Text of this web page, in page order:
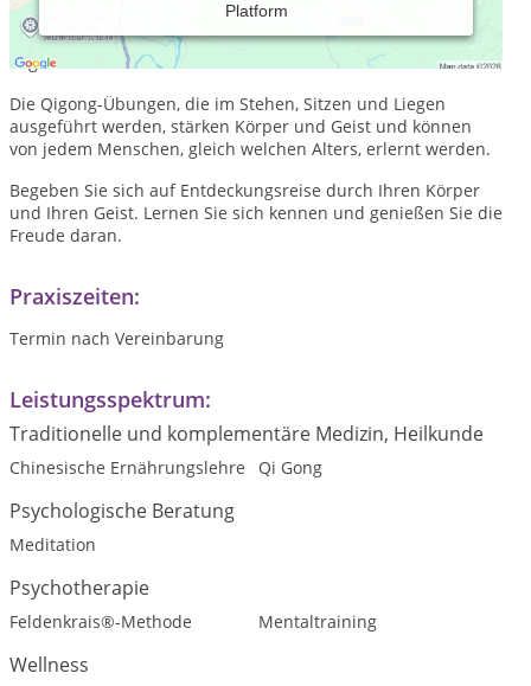
Platform
Das Shaolin Qigong ist eine alte Methode zur Selbstheilung,
deren Wurzeln in der Traditionellen Chinesischen Medizin
liegen.
Die Qigong-Übungen, die im Stehen, Sitzen und Liegen
ausgeführt werden, stärken Körper und Geist und können
von jedem Menschen, gleich welchen Alters, erlernt werden.
Begeben Sie sich auf Entdeckungsreise durch Ihren Körper
und Ihren Geist. Lernen Sie sich kennen und genießen Sie die
Freude daran.
Praxiszeiten:
Termin nach Vereinbarung
Leistungsspektrum:
Traditionelle und komplementäre Medizin, Heilkunde
Chinesische Ernährungslehre Qi Gong
Psychologische Beratung
Meditation
Psychotherapie
Feldenkrais®-Methode Mentaltraining
Wellness